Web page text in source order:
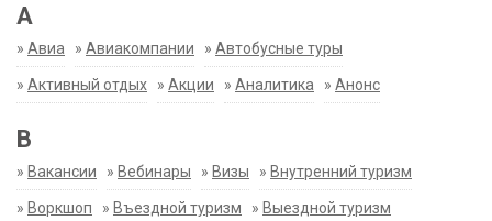
А
» Авиа » Авиакомпании » Автобусные туры
» Активный отдых » Акции » Аналитика » Анонс
В
» Вакансии » Вебинары » Визы » Внутренний туризм
» Воркшоп » Въездной туризм » Выездной туризм